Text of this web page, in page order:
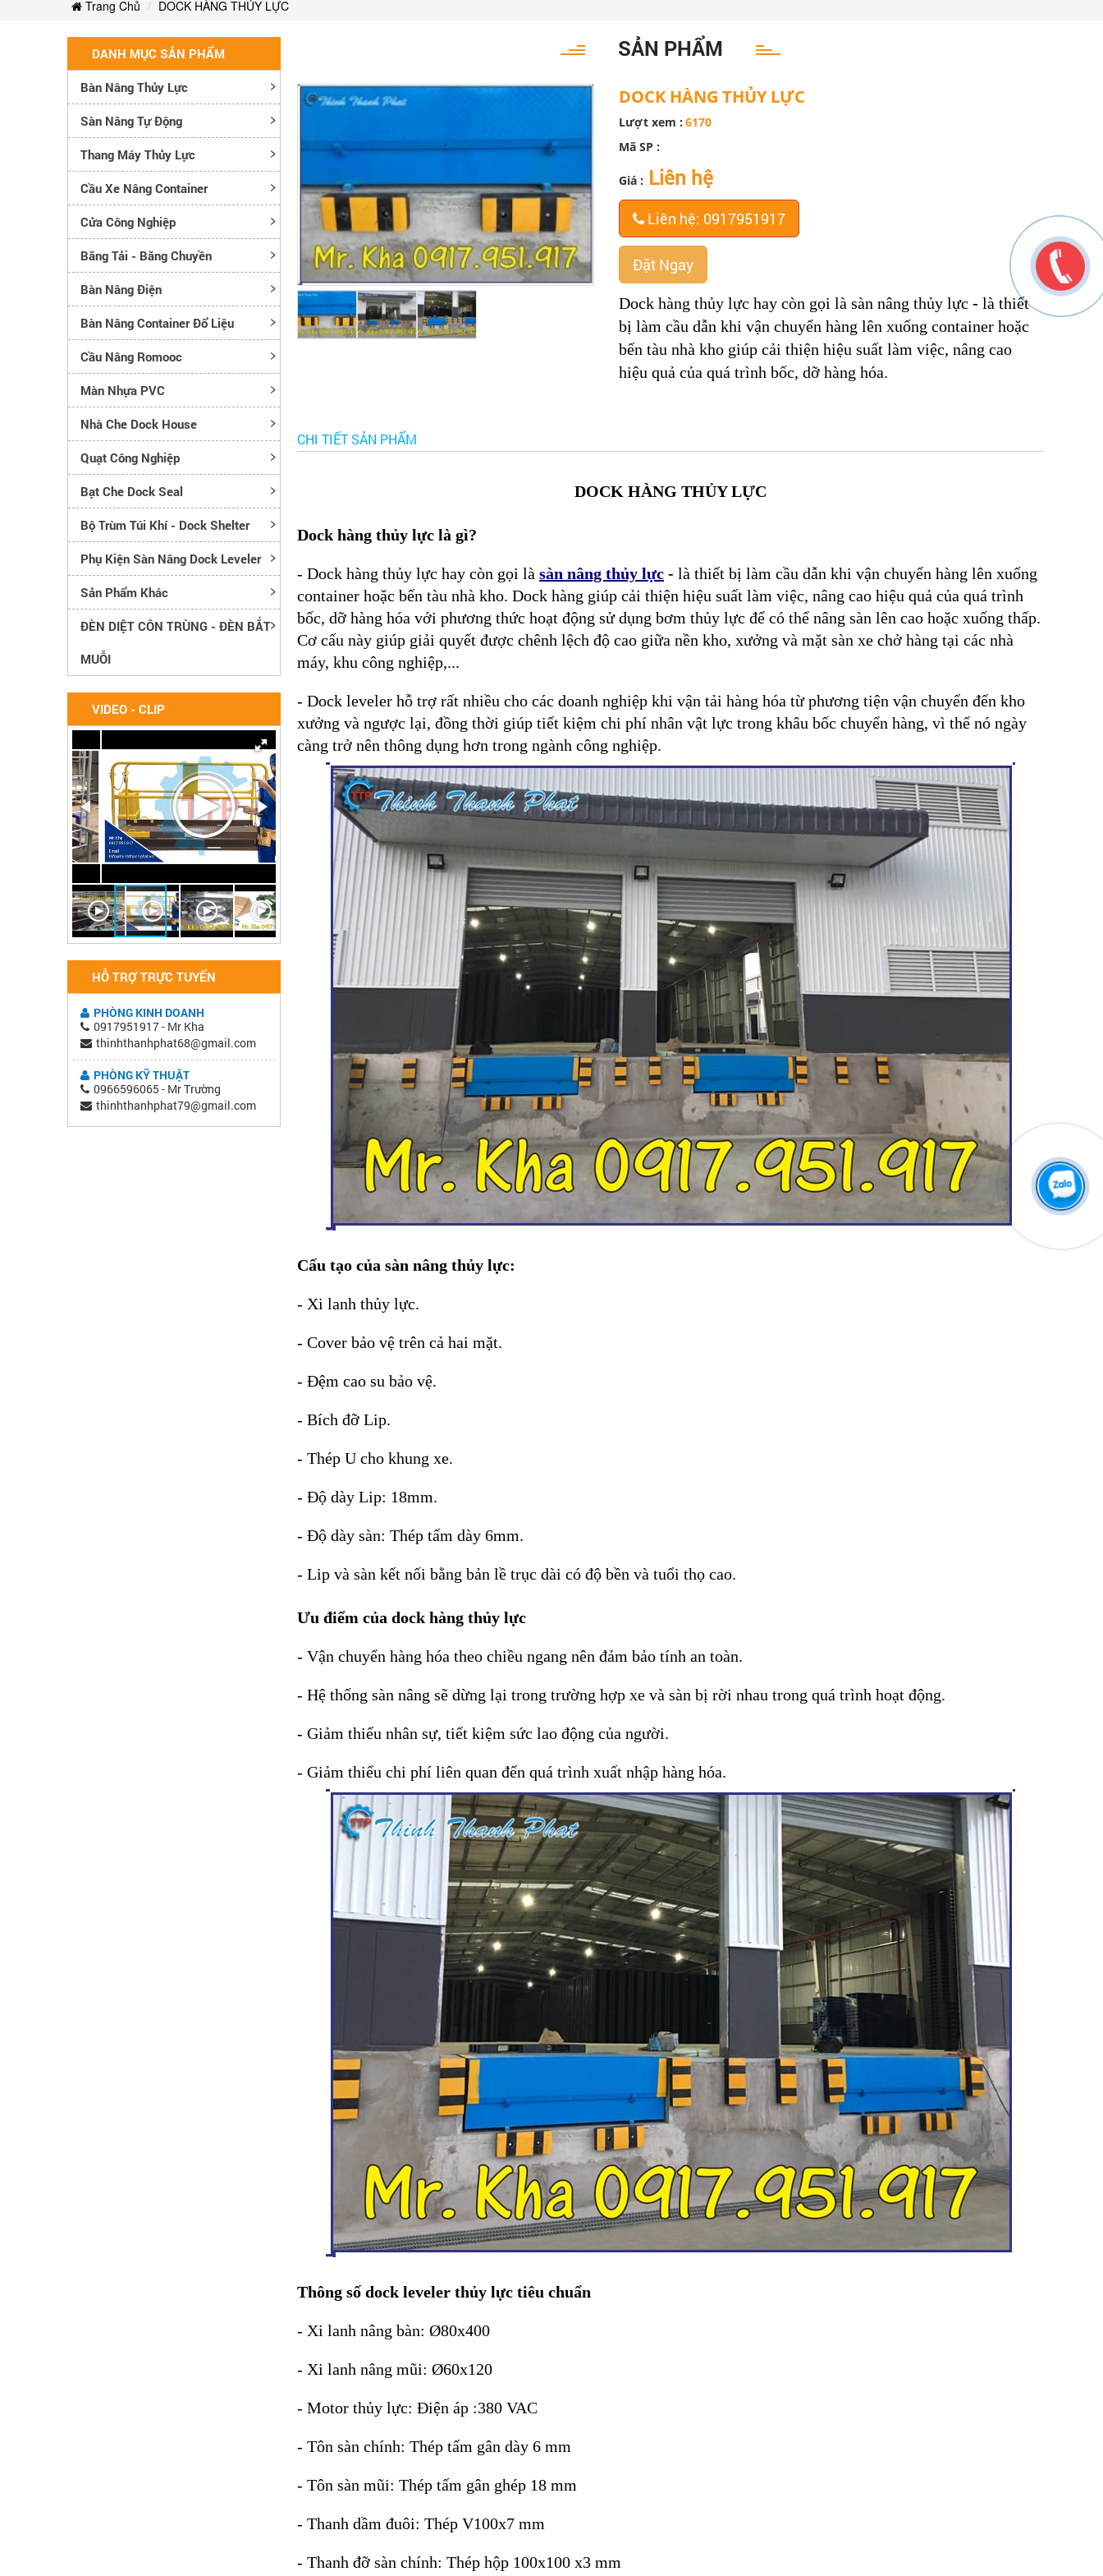
Trang Chủ DOCK HÀNG THỦY LỰC
DANH MỤC SẢN PHẨM
Bàn Nâng Thủy Lực
Sàn Nâng Tự Động
Thang Máy Thủy Lực
Cầu Xe Nâng Container
Cửa Công Nghiệp
Băng Tải - Băng Chuyền
Bàn Nâng Điện
Bàn Nâng Container Đổ Liệu
Cầu Nâng Romooc
Màn Nhựa PVC
Nhà Che Dock House
Quạt Công Nghiệp
Bạt Che Dock Seal
Bộ Trùm Túi Khí - Dock Shelter
Phụ Kiện Sàn Nâng Dock Leveler
Sản Phẩm Khác
ĐÈN DIỆT CÔN TRÙNG - ĐÈN BẮT
MUỖI
VIDEO - CLIP
HỖ TRỢ TRỰC TUYẾN
PHÒNG KINH DOANH
0917951917 - Mr Kha
thinhthanhphat68@gmail.com
PHÒNG KỸ THUẬT
0966596065 - Mr Trường
thinhthanhphat79@gmail.com
SẢN PHẨM
DOCK HÀNG THỦY LỰC
Lượt xem : 6170
Mã SP :
Giá : Liên hệ
Liên hệ: 0917951917
Đặt Ngay
Dock hàng thủy lực hay còn gọi là sàn nâng thủy lực - là thiết
bị làm cầu dẫn khi vận chuyển hàng lên xuống container hoặc
bến tàu nhà kho giúp cải thiện hiệu suất làm việc, nâng cao
hiệu quả của quá trình bốc, dỡ hàng hóa.
CHI TIẾT SẢN PHẨM
DOCK HÀNG THỦY LỰC
Dock hàng thủy lực là gì?
- Dock hàng thủy lực hay còn gọi là sàn nâng thủy lực - là thiết bị làm cầu dẫn khi vận chuyển hàng lên xuống
container hoặc bến tàu nhà kho. Dock hàng giúp cải thiện hiệu suất làm việc, nâng cao hiệu quả của quá trình
bốc, dỡ hàng hóa với phương thức hoạt động sử dụng bơm thủy lực để có thể nâng sàn lên cao hoặc xuống thấp.
Cơ cấu này giúp giải quyết được chênh lệch độ cao giữa nền kho, xưởng và mặt sàn xe chở hàng tại các nhà
máy, khu công nghiệp,...
- Dock leveler hỗ trợ rất nhiều cho các doanh nghiệp khi vận tải hàng hóa từ phương tiện vận chuyển đến kho
xưởng và ngược lại, đồng thời giúp tiết kiệm chi phí nhân vật lực trong khâu bốc chuyển hàng, vì thế nó ngày
càng trở nên thông dụng hơn trong ngành công nghiệp.
Cấu tạo của sàn nâng thủy lực:
- Xi lanh thủy lực.
- Cover bảo vệ trên cả hai mặt.
- Đệm cao su bảo vệ.
- Bích đỡ Lip.
- Thép U cho khung xe.
- Độ dày Lip: 18mm.
- Độ dày sàn: Thép tấm dày 6mm.
- Lip và sàn kết nối bằng bản lề trục dài có độ bền và tuổi thọ cao.
Ưu điểm của dock hàng thủy lực
- Vận chuyển hàng hóa theo chiều ngang nên đảm bảo tính an toàn.
- Hệ thống sàn nâng sẽ dừng lại trong trường hợp xe và sàn bị rời nhau trong quá trình hoạt động.
- Giảm thiểu nhân sự, tiết kiệm sức lao động của người.
- Giảm thiểu chi phí liên quan đến quá trình xuất nhập hàng hóa.
Thông số dock leveler thủy lực tiêu chuẩn
- Xi lanh nâng bàn: Ø80x400
- Xi lanh nâng mũi: Ø60x120
- Motor thủy lực: Điện áp :380 VAC
- Tôn sàn chính: Thép tấm gân dày 6 mm
- Tôn sàn mũi: Thép tấm gân ghép 18 mm
- Thanh dầm đuôi: Thép V100x7 mm
- Thanh đỡ sàn chính: Thép hộp 100x100 x3 mm